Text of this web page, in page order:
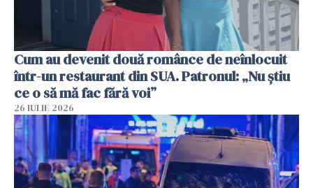
Cum au devenit două românce de neînlocuit
într-un restaurant din SUA. Patronul: „Nu știu
ce o să mă fac fără voi”
26 IULIE 2026